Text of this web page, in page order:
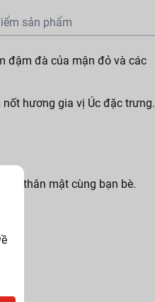
sản phẩm
đậm đà của mận đỏ và các
hương gia vị Úc đặc trưng.
thân mật cùng bạn bè.